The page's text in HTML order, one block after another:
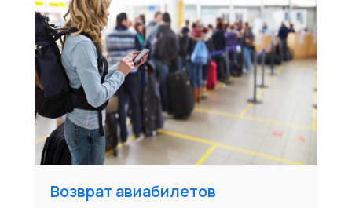
Возврат авиабилетов